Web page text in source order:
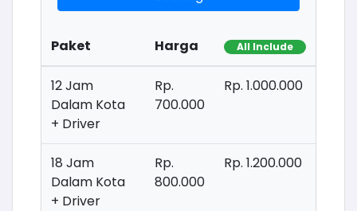
Paket Harga All Include
12 Jam
Dalam Kota
+ Driver
Rp.
700.000
Rp. 1.000.000
18 Jam
Dalam Kota
+ Driver
Rp.
800.000
Rp. 1.200.000